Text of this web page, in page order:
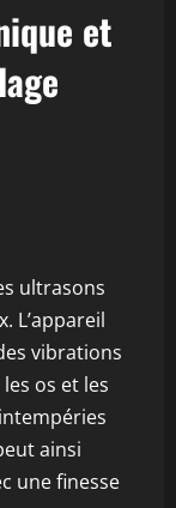
et
ultrasons
L’appareil
vibrations
os et les
ainsi
une finesse